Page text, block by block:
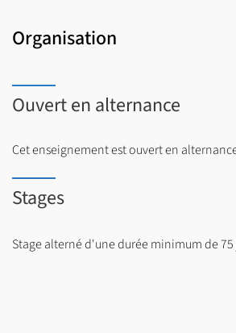
Organisation
Ouvert en alternance
Cet enseignement est ouvert en
Stages
Stage alterné d'une durée minimum de 75